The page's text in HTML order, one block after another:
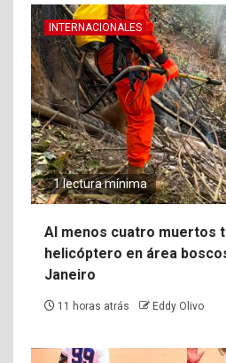
INTERNACIONALES
1 lectura mínima
Al menos cuatro muertos
helicóptero en área
Janeiro
11 horas atrás Eddy Olivo